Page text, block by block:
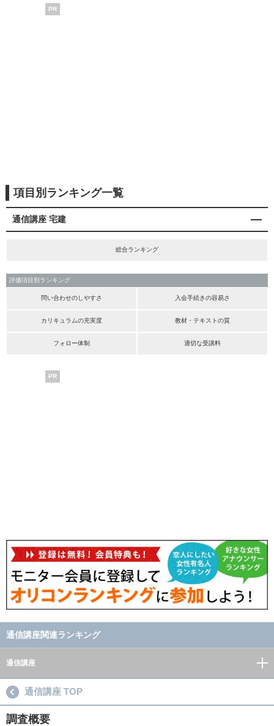
PR
項目別ランキング一覧
通信講座 宅建
総合ランキング
評価項目別ランキング
問い合わせのしやすさ 入会手続きの容易さ
カリキュラムの充実度 教材・テキストの質
フォロー体制 適切な受講料
PR
通信講座関連ランキング
通信講座
通信講座 TOP
調査概要